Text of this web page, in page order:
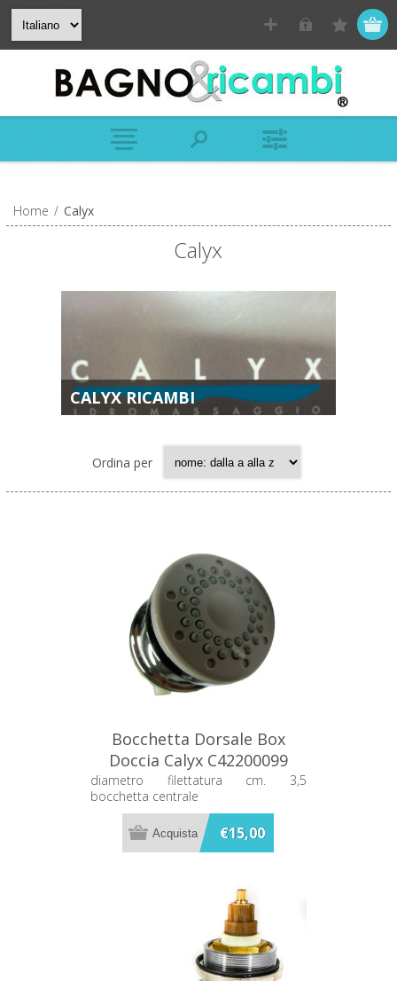
Home / Calyx
Calyx
CALYX RICAMBI
Ordina per
Bocchetta Dorsale Box
Doccia Calyx C42200099
diametro filettatura cm. 3,5
bocchetta centrale
€15,00